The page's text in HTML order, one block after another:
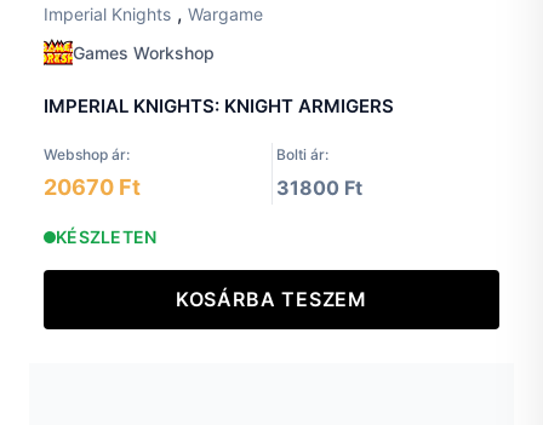
Imperial Knights , Wargame
Games Workshop
IMPERIAL KNIGHTS: KNIGHT ARMIGERS
Webshop ár: Bolti ár:
20670 Ft 31800 Ft
KÉSZLETEN
KOSÁRBA TESZEM